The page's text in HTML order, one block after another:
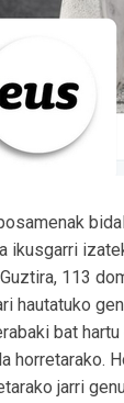
ikusgarri
113
hautatuko
bat
horretarako.
jarri